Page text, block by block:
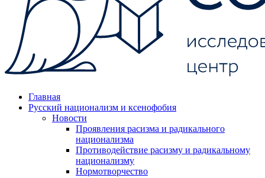
Главная
Русский национализм и ксенофобия
Новости
Проявления расизма и радикального
национализма
Противодействие расизму и радикальному
национализму
Нормотворчество